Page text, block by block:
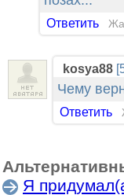
Ответить
kosya88
Чему
Ответить
Я